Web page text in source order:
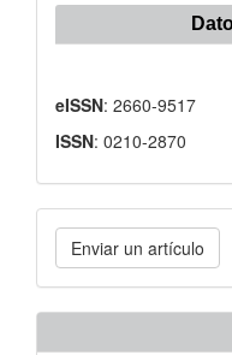
eISSN: 2660-9517
ISSN: 0210-2870
Enviar
un
artículo
Enviar un artículo